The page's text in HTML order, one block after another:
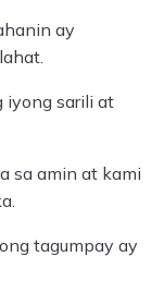
ay
iyong sarili at
sa amin at kami
tagumpay ay